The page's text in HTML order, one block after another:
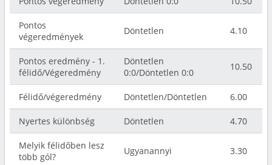
Pontos
végeredmények
Döntetlen 4.10
Pontos eredmény - 1.
félidő/Végeredmény
Döntetlen
0:0/Döntetlen 0:0
10.50
Félidő/végeredmény Döntetlen/Döntetlen 6.00
Nyertes különbség Döntetlen 4.70
Melyik félidőben lesz
több gól?
Ugyanannyi 3.30